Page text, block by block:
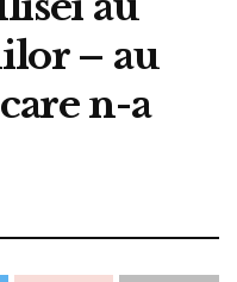
– au
n-a